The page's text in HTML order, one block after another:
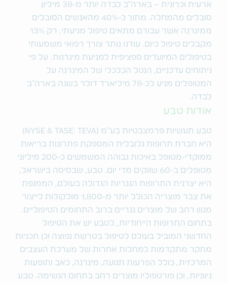
ארעית וכרונית – בארה"ב לבדה יותר מ-38 מיליון
סובלים מהמחלה. מתוך כ-40% מהאנשים הסובלים
ממיגרנה אשר עבורם מתאים טיפול מניעתי, רק 13%
מקבלים טיפול כיום. עודנו נותר צורך רפואי משמעותי
בטיפולים המיועדים ספציפית למניעת מיגרנות. על פי
ניתוחים עדכניים, הנטל הכלכלי של המיגרנה על
המטופלים מגיע לכ-78 מיליארד דולר בשנה בארה"ב
לבדה.
אודות טבע
טבע תעשיות פרמצבטיות בע"מ (NYSE & TASE: TEVA)
היא חברת תרופות גלובלית המספקת פתרונות בריאות
ממוקדי-מטופל באיכות גבוהה המשמשים כ-200 מיליוני
מטופלים ב-60 שווקים מדי יום. טבע, שבסיסה בישראל,
היא יצרנית התרופות הגנריות הגדולה בעולם, הממנפת
את צבר מוצריה הכולל יותר מ-1,800 מולקולות לייצור
מגוון רחב של מוצרים גנריים ברוב התחומים הטיפוליים.
בתחום התרופות הייחודיות, לטבע יש את הטיפול
החדשני המוביל בעולם לטיפול בטרשת נפוצה וכן תכניות
מחקר מתקדמות למחלות אחרות של מערכת העצבים
המרכזית, כולל הפרעות תנועה, מיגרנה, כאב ותופעות
ניווניות, וכן פורטפוליו מוצרים רחב בתחום הנשימה. טבע